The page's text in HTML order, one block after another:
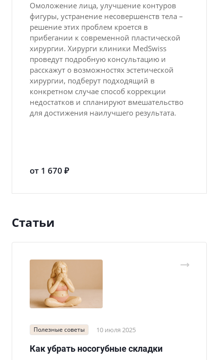
Омоложение лица, улучшение контуров
фигуры, устранение несовершенств тела –
решение этих проблем кроется в
прибегании к современной пластической
хирургии. Хирурги клиники MedSwiss
проведут подробную консультацию и
расскажут о возможностях эстетической
хирургии, подберут подходящий в
конкретном случае способ коррекции
недостатков и спланируют вмешательство
для достижения наилучшего результата.
от 1 670 ₽
Статьи
Полезные советы 10 июля 2025
Как убрать носогубные складки